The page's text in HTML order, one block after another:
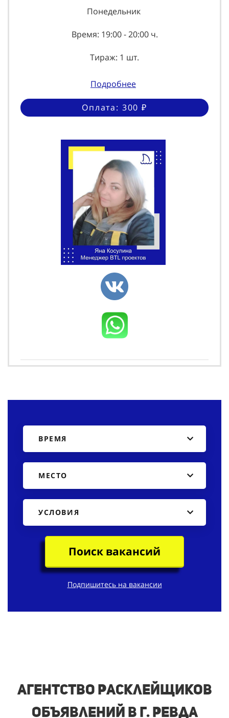
Понедельник
Время: 19:00 - 20:00 ч.
Тираж: 1 шт.
Подробнее
Оплата: 300 ₽
ВРЕМЯ
МЕСТО
УСЛОВИЯ
Поиск вакансий
Подпишитесь на вакансии
Агентство расклейщиков
объявлений в г. Ревда